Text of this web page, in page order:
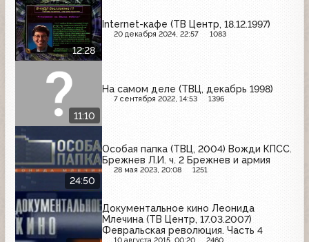
12:28
Internet-кафе (ТВ Центр, 18.12.1997)
20 декабря 2024, 22:57 1083
11:10
На самом деле (ТВЦ, декабрь 1998)
7 сентября 2022, 14:53 1396
24:50
Особая папка (ТВЦ, 2004) Вожди КПСС.
Брежнев Л.И. ч. 2 Брежнев и армия
28 мая 2023, 20:08 1251
Документальное кино Леонида
Млечина (ТВ Центр, 17.03.2007)
Февральская революция. Часть 4